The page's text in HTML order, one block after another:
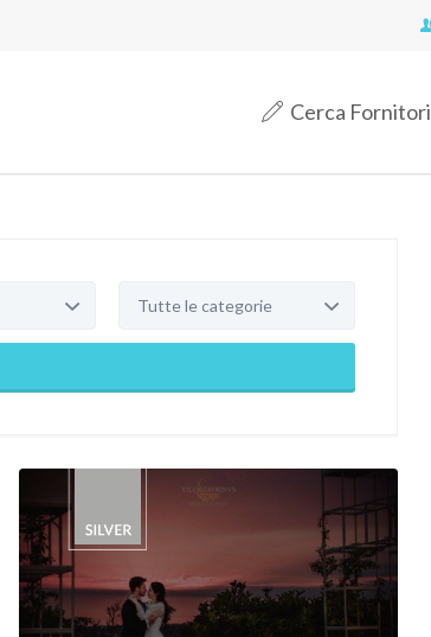
Cerca Fornitori
Tutte le categorie